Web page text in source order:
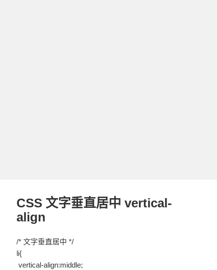
CSS 文字垂直居中 vertical-
align
/* 文字垂直居中 */
li{
vertical-align:middle;